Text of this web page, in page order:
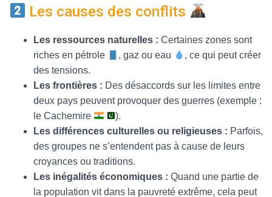
Les causes des conflits
Les ressources naturelles : Certaines zones sont
riches en pétrole
, gaz ou eau
, ce qui peut créer
des tensions.
Les frontières : Des désaccords sur les limites entre
deux pays peuvent provoquer des guerres (exemple :
le Cachemire
).
Les différences culturelles ou religieuses : Parfois,
des groupes ne s’entendent pas à cause de leurs
croyances ou traditions.
Les inégalités économiques : Quand une partie de
la population vit dans la pauvreté extrême, cela peut